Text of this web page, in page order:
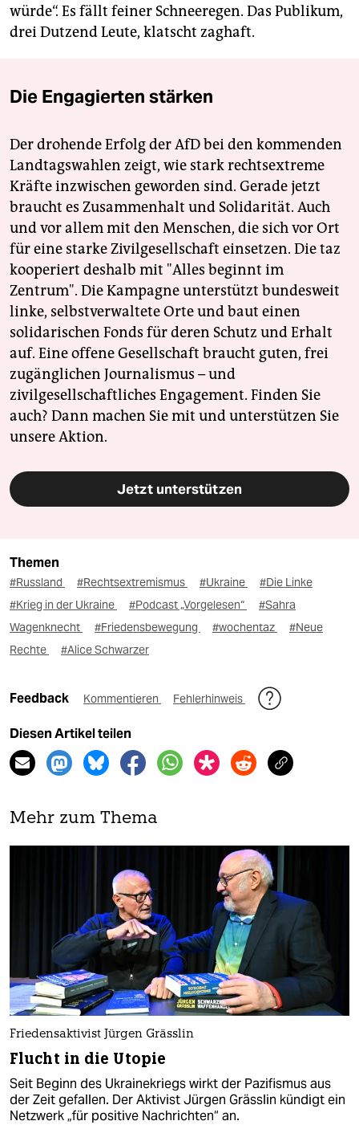
würde“. Es fällt feiner Schneeregen. Das Publikum,
drei Dutzend Leute, klatscht zaghaft.
Die Engagierten stärken
Der drohende Erfolg der AfD bei den kommenden
Landtagswahlen zeigt, wie stark rechtsextreme
Kräfte inzwischen geworden sind. Gerade jetzt
braucht es Zusammenhalt und Solidarität. Auch
und vor allem mit den Menschen, die sich vor Ort
für eine starke Zivilgesellschaft einsetzen. Die taz
kooperiert deshalb mit "Alles beginnt im
Zentrum". Die Kampagne unterstützt bundesweit
linke, selbstverwaltete Orte und baut einen
solidarischen Fonds für deren Schutz und Erhalt
auf. Eine offene Gesellschaft braucht guten, frei
zugänglichen Journalismus – und
zivilgesellschaftliches Engagement. Finden Sie
auch? Dann machen Sie mit und unterstützen Sie
unsere Aktion.
Jetzt unterstützen
Themen
#Russland #Rechtsextremismus #Ukraine
#Die Linke
#Krieg in der Ukraine
#Podcast „Vorgelesen“
#Sahra
Wagenknecht
#Friedensbewegung #wochentaz
#Neue
Rechte
#Alice Schwarzer
Feedback Kommentieren Fehlerhinweis
Diesen Artikel teilen
Mehr zum Thema
Friedensaktivist Jürgen Grässlin
Flucht in die Utopie
Seit Beginn des Ukrainekriegs wirkt der Pazifismus aus
der Zeit gefallen. Der Aktivist Jürgen Grässlin kündigt ein
Netzwerk „für positive Nachrichten“ an.